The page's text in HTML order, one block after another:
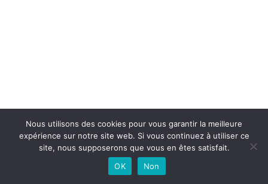
Nous utilisons des cookies pour vous garantir la meilleure
expérience sur notre site web. Si vous continuez à utiliser ce
site, nous supposerons que vous en êtes satisfait.
OK
Non